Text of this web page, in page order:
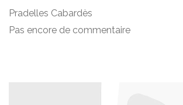
Pradelles Cabardès
Pas encore de commentaire